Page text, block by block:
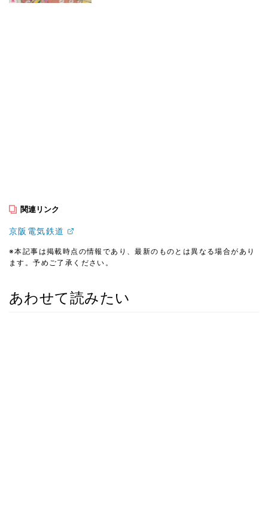
関連リンク
京阪電気鉄道
※本記事は掲載時点の情報であり、最新のものとは異なる場合があり
ます。予めご了承ください。
あわせて読みたい